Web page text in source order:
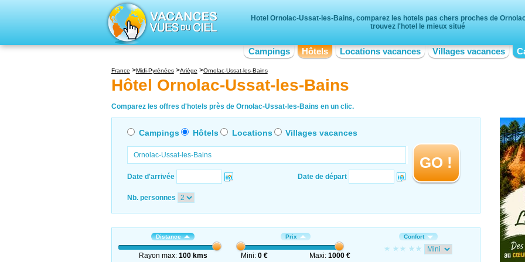
Hotel Ornolac-Ussat-les-Bains, comparez les hotels pas chers proches de
trouvez l'hotel le mieux situé
Campings Hôtels Locations vacances Villages vacances
France Midi-Pyrénées Ariège Ornolac-Ussat-les-Bains
Hôtel Ornolac-Ussat-les-Bains
Comparez les offres d'hotels près de Ornolac-Ussat-les-Bains en un clic.
Campings Hôtels Locations Villages vacances
Date d'arrivée Date de départ
GO !
Nb. personnes
Distance
Rayon max: 100 kms
Prix
Mini:0 € Maxi: 1000 €
Confort